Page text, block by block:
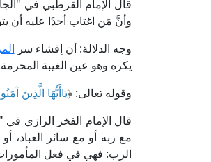
وأنَّ مَن اغتاب أحدًا عليه أن
وجه الدلالة: أن إفشاء سر
يكره وهو عين الغيبة
وقوله تعالى: ﴿يَاأَيُّهَا الَّذِينَ
مع ربه أو مع سائر العباد،
الرب: فهي في فعل المأمورات